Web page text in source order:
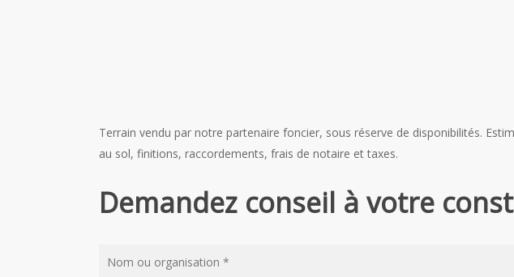
Terrain vendu par notre partenaire foncier, sous réserve de disponibilités.
au sol, finitions, raccordements, frais de notaire et taxes.
Demandez conseil à votre